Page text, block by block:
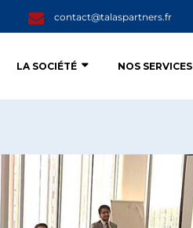
contact@talaspartners.fr
LA SOCIÉTÉ NOS SERVICES